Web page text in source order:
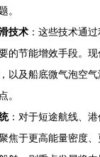
。
技术 ：这些技术通
的节能增效手段。
以及船底微气泡空
。
：对于短途航线、
焦于更高能量密度